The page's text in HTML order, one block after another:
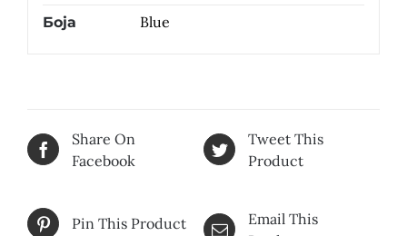
Боја Blue
Share On
Facebook
Tweet This
Product
Pin This Product
Email This